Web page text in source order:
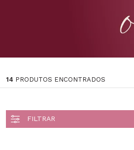
14 PRODUTOS ENCONTRADOS